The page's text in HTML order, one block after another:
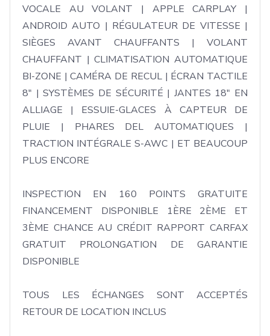
VOCALE AU VOLANT | APPLE CARPLAY |
ANDROID AUTO | RÉGULATEUR DE VITESSE |
SIÈGES AVANT CHAUFFANTS | VOLANT
CHAUFFANT | CLIMATISATION AUTOMATIQUE
BI-ZONE | CAMÉRA DE RECUL | ÉCRAN TACTILE
8" | SYSTÈMES DE SÉCURITÉ | JANTES 18" EN
ALLIAGE | ESSUIE-GLACES À CAPTEUR DE
PLUIE | PHARES DEL AUTOMATIQUES |
TRACTION INTÉGRALE S-AWC | ET BEAUCOUP
PLUS ENCORE
INSPECTION EN 160 POINTS GRATUITE
FINANCEMENT DISPONIBLE 1ÈRE 2ÈME ET
3ÈME CHANCE AU CRÉDIT RAPPORT CARFAX
GRATUIT PROLONGATION DE GARANTIE
DISPONIBLE
TOUS LES ÉCHANGES SONT ACCEPTÉS
RETOUR DE LOCATION INCLUS